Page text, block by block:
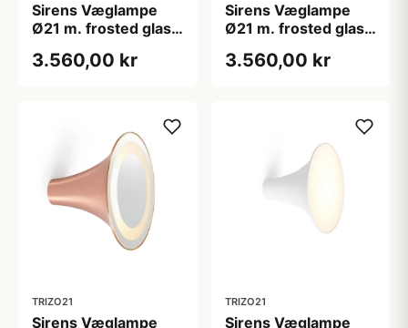
Sirens Væglampe
Ø21 m. frosted glas
3.560,00 kr
Sirens Væglampe
Ø21 m. frosted glas
3.560,00 kr
TRIZO21
Sirens Væglampe
TRIZO21
Sirens Væglampe